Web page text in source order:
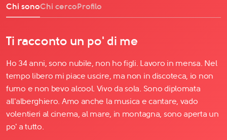
Chi sonoChi cercoProfilo
Ti racconto un po' di me
Ho 34 anni, sono nubile, non ho figli. Lavoro in mensa. Nel
tempo libero mi piace uscire, ma non in discoteca, io non
fumo e non bevo alcool. Vivo da sola. Sono diplomata
all'alberghiero. Amo anche la musica e cantare, vado
volentieri al cinema, al mare, in montagna, sono aperta un
po' a tutto.